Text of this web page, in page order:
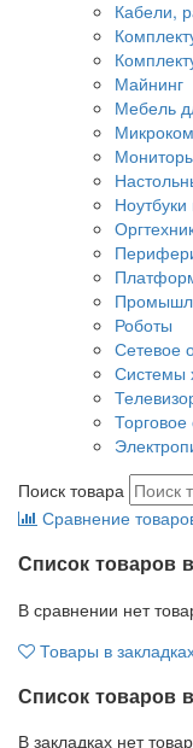
Кабели,
Майнинг
Мебель
Роботы
Сетевое
Системы
Поиск товара
Сравнение
Список товаров
В сравнении нет
Товары в
Список товаров
В закладках нет